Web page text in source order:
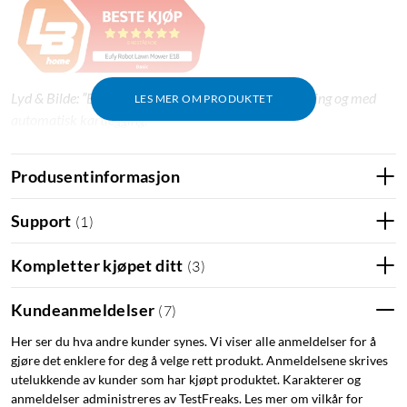
LES MER OM PRODUKTET
Lyd & Bilde: ”Enkel og rask å installere, uten kantledning og med
automatisk kartlegging."
Automatisk gressklipping uten ledning
E18 kartlegger og klipper plenen helt på egen hånd.
Kameranavigering uten grenseledning eller RTK-stasjon gjør
installasjonen enkel og driften pålitelig.
Automatisk kartlegging med V-FSD 1.0-kamerateknologi
3D-hindringsunngåelse rundt møbler, leker og kjæledyr
Kantklipping under kjøring for jevnere resultat
Tyverisikring med GPS og 4G
Klippehøyde justerbar mellom 25 og 75 mm
Produsentinformasjon
Support (1 )
Kompletter kjøpet ditt (3)
Kundeanmeldelser (7)
Her ser du hva andre kunder synes. Vi viser alle anmeldelser for å
gjøre det enklere for deg å velge rett produkt. Anmeldelsene skrives
utelukkende av kunder som har kjøpt produktet. Karakterer og
anmeldelser administreres av TestFreaks. Les mer om vilkår for